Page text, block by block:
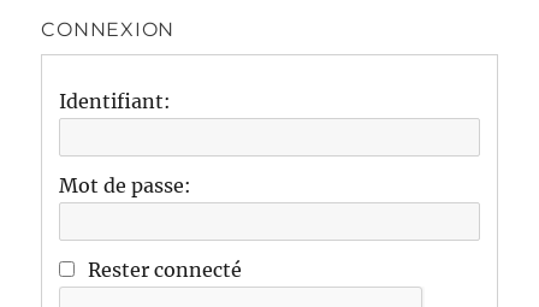
CONNEXION
Identifiant:
Mot de passe:
Rester connecté